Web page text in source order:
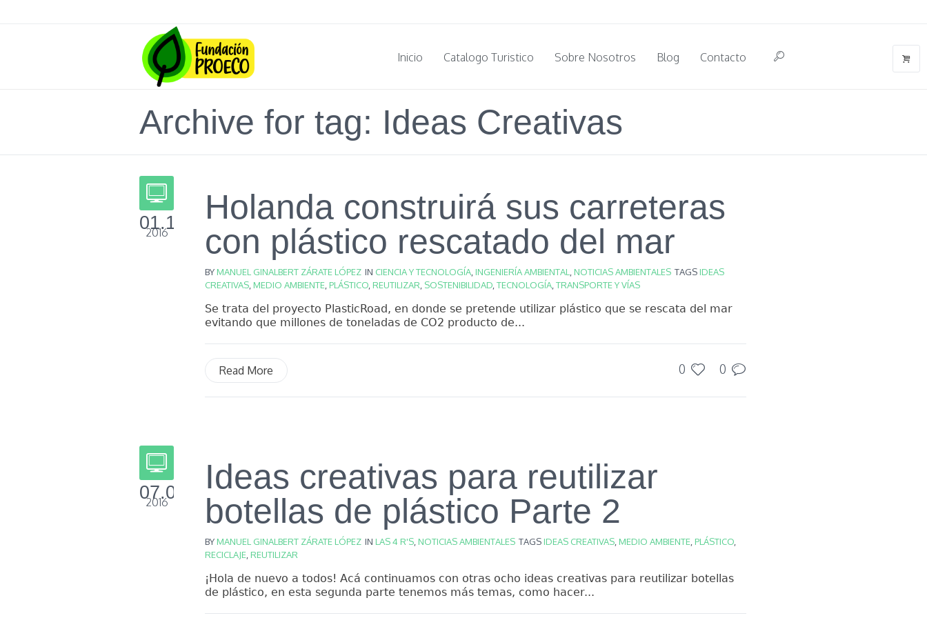
Inicio Catalogo Turistico Sobre Nosotros Blog Contacto
Archive for tag: Ideas Creativas
01.12
2016
Holanda construirá sus carreteras
con plástico rescatado del mar
BYMANUEL GINALBERT ZÁRATE LÓPEZ IN CIENCIA Y TECNOLOGÍA INGENIERÍA AMBIENTAL NOTICIAS AMBIENTALES TAGSIDEAS
CREATIVAS MEDIO AMBIENTE PLÁSTICO REUTILIZAR SOSTENIBILIDAD TECNOLOGÍA TRANSPORTE Y VÍAS
Se trata del proyecto PlasticRoad, en donde se pretende utilizar plástico que se rescata del mar
evitando que millones de toneladas de CO2 producto de...
0 0
Read More
07.09
2016
Ideas creativas para reutilizar
botellas de plástico Parte 2
BYMANUEL GINALBERT ZÁRATE LÓPEZ IN LAS 4 R'S NOTICIAS AMBIENTALES TAGSIDEAS CREATIVAS MEDIO AMBIENTE PLÁSTICO
RECICLAJE REUTILIZAR
¡Hola de nuevo a todos! Acá continuamos con otras ocho ideas creativas para reutilizar botellas
de plástico, en esta segunda parte tenemos más temas, como hacer...